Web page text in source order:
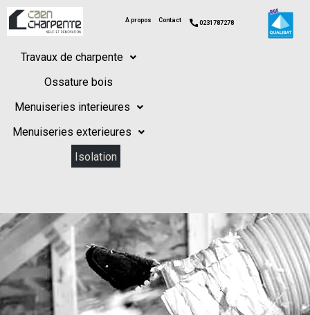
A propos Contact 0231787278
Travaux de charpente
Ossature bois
Menuiseries interieures
Menuiseries exterieures
Isolation